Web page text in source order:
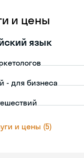
и цены
язык
- для бизнеса
и цены (5)